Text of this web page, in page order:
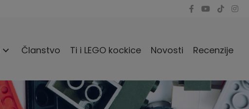
Članstvo Ti i LEGO kockice Novosti Recenzije